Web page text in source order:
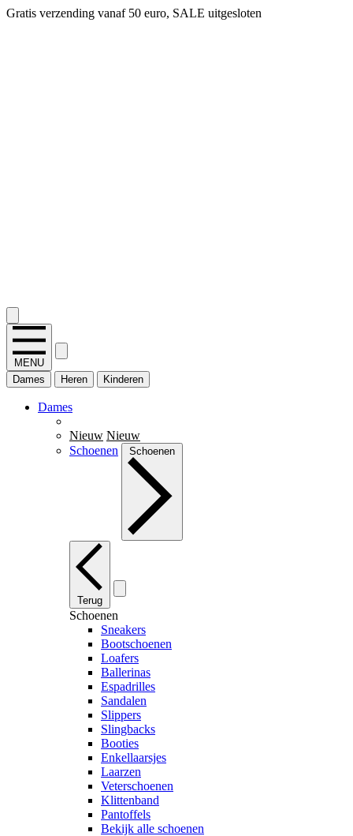
Gratis verzending vanaf 50 euro, SALE uitgesloten
MENU
Dames
Heren Kinderen
Dames
Nieuw Nieuw
Schoenen
Schoenen
Terug
Schoenen
Sneakers
Bootschoenen
Loafers
Ballerinas
Espadrilles
Sandalen
Slippers
Slingbacks
Booties
Enkellaarsjes
Laarzen
Veterschoenen
Klittenband
Pantoffels
Bekijk alle schoenen